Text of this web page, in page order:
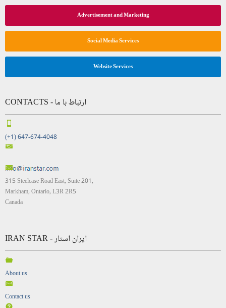
Advertisement and Marketing
Social Media Services
Website Services
CONTACTS - ارتباط با ما
(+1) 647-674-4048
315 Steelcase Road East, Suite 201,
Markham, Ontario, L3R 2R5
Canada
IRAN STAR - ایران استار
About us
Contact us